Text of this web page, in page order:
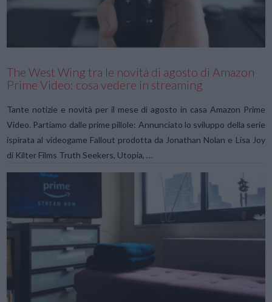
The West Wing tra le novità di agosto di Amazon
Prime Video: cosa vedere in streaming
Tante notizie e novità per il mese di agosto in casa Amazon Prime
Video. Partiamo dalle prime pillole: Annunciato lo sviluppo della serie
ispirata al videogame Fallout prodotta da Jonathan Nolan e Lisa Joy
di Kilter Films Truth Seekers, Utopia, …